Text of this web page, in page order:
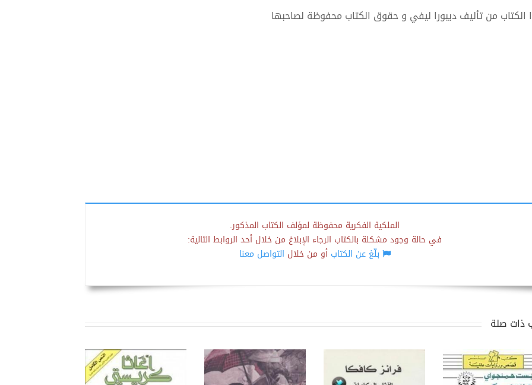
الكتاب من تأليف ديبورا ليفي و حقوق الكتاب محفوظة لصاحبها
الملكية الفكرية محفوظة لمؤلف الكتاب المذكور.
في حالة وجود مشكلة بالكتاب الرجاء الإبلاغ من خلال أحد الروابط التالية:
بلّغ عن الكتابأو من خلال التواصل معنا
ذات صلة